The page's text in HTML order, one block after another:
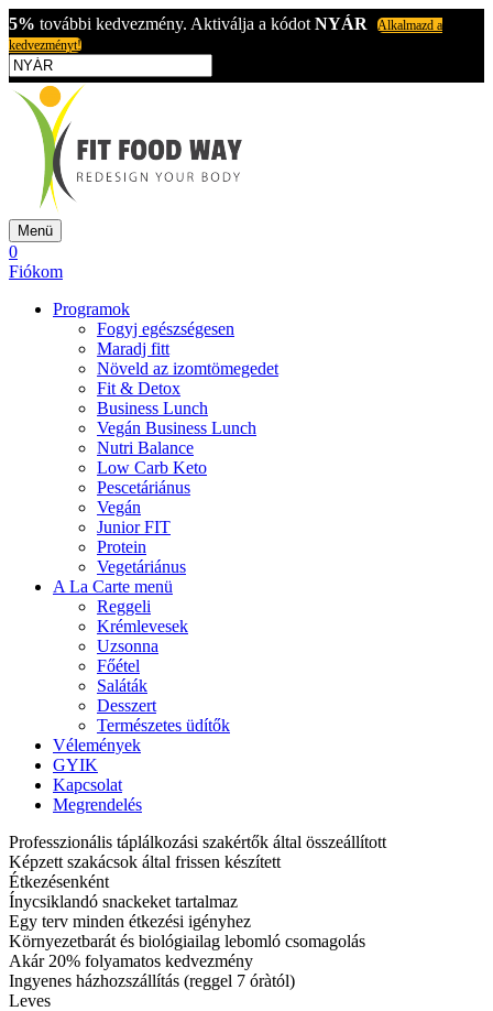
5% további kedvezmény. Aktiválja a kódot NYÁR
Alkalmazd a
kedvezményt!
Menü
0
Fiókom
Programok
Fogyj egészségesen
Maradj fitt
Növeld az izomtömegedet
Fit & Detox
Business Lunch
Vegán Business Lunch
Nutri Balance
Low Carb Keto
Pescetáriánus
Vegán
Junior FIT
Protein
Vegetáriánus
A La Carte menü
Reggeli
Krémlevesek
Uzsonna
Főétel
Saláták
Desszert
Természetes üdítők
Vélemények
GYIK
Kapcsolat
Megrendelés
Professzionális táplálkozási szakértők által összeállított
Képzett szakácsok által frissen készített
Étkezésenként
Ínycsiklandó snackeket tartalmaz
Egy terv minden étkezési igényhez
Környezetbarát és biológiailag lebomló csomagolás
Akár 20% folyamatos kedvezmény
Ingyenes házhozszállítás (reggel 7 óràtól)
Leves